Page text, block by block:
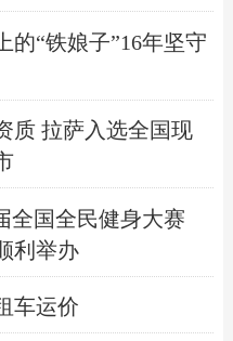
的“铁娘子”16年坚守
质 拉萨入选全国现
全国全民健身大赛
利举办
车运价